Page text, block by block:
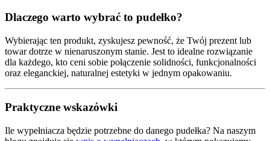
Dlaczego warto wybrać to pudełko?
Wybierając ten produkt, zyskujesz pewność, że Twój prezent lub
towar dotrze w nienaruszonym stanie. Jest to idealne rozwiązanie
dla każdego, kto ceni sobie połączenie solidności, funkcjonalności
oraz eleganckiej, naturalnej estetyki w jednym opakowaniu.
Praktyczne wskazówki
Ile wypełniacza będzie potrzebne do danego pudełka? Na naszym